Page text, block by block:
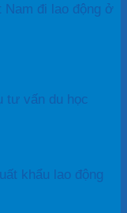
đi lao động ở
tư vấn du học
khẩu lao động